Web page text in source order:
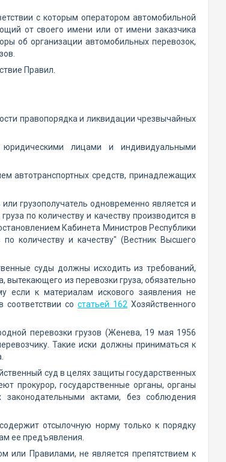
с которым оператором автомобильной
от своего имени или от имени заказчика
об организации автомобильных перевозок,
Правил.
правопорядка и ликвидации чрезвычайных
юридическими лицами и индивидуальными
автотранспортных средств, принадлежащих
грузополучатель одновременно является и
по количеству и качеству производится в
Кабинета Министров Республики
количеству и качеству" (Вестник Высшего
суды должны исходить из требований,
вытекающего из перевозки груза, обязательно
если к материалам искового заявления не
соответствии состатьей 162 Хозяйственного
перевозки грузов (Женева, 19 мая 1956
Такие иски должны приниматься к
суд в целях защиты государственных
прокурор, государственные органы, органы
актами, без соблюдения
отсылочную норму только к порядку
ее предъявления.
или Правилами, не является препятствием к